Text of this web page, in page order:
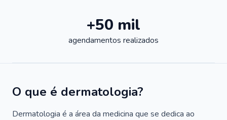
+50 mil
agendamentos realizados
O que é dermatologia?
Dermatologia é a área da medicina que se dedica ao